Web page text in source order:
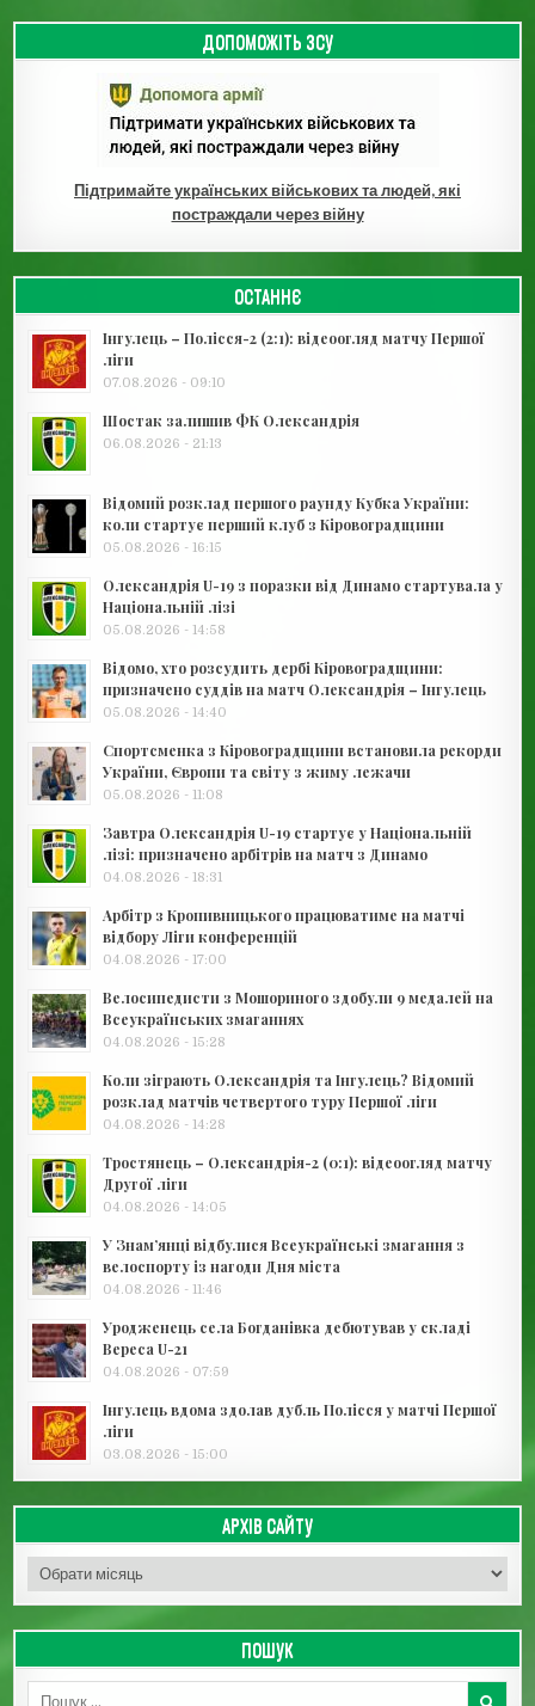
ДОПОМОЖІТЬ ЗСУ
Підтримайте українських військових та людей, які
постраждали через війну
ОСТАННЄ
Інгулець – Полісся-2 (2:1): відеоогляд матчу Першої
ліги
07.08.2026 - 09:10
Шостак залишив ФК Олександрія
06.08.2026 - 21:13
Відомий розклад першого раунду Кубка України:
коли стартує перший клуб з Кіровоградщини
05.08.2026 - 16:15
Олександрія U-19 з поразки від Динамо стартувала у
Національній лізі
05.08.2026 - 14:58
Відомо, хто розсудить дербі Кіровоградщини:
призначено суддів на матч Олександрія – Інгулець
05.08.2026 - 14:40
Спортсменка з Кіровоградщини встановила рекорди
України, Європи та світу з жиму лежачи
05.08.2026 - 11:08
Завтра Олександрія U-19 стартує у Національній
лізі: призначено арбітрів на матч з Динамо
04.08.2026 - 18:31
Арбітр з Кропивницького працюватиме на матчі
відбору Ліги конференцій
04.08.2026 - 17:00
Велосипедисти з Мошориного здобули 9 медалей на
Всеукраїнських змаганнях
04.08.2026 - 15:28
Коли зіграють Олександрія та Інгулець? Відомий
розклад матчів четвертого туру Першої ліги
04.08.2026 - 14:28
Тростянець – Олександрія-2 (0:1): відеоогляд матчу
Другої ліги
04.08.2026 - 14:05
У Знам’янці відбулися Всеукраїнські змагання з
велоспорту із нагоди Дня міста
04.08.2026 - 11:46
Уродженець села Богданівка дебютував у складі
Вереса U-21
04.08.2026 - 07:59
Інгулець вдома здолав дубль Полісся у матчі Першої
ліги
03.08.2026 - 15:00
АРХІВ САЙТУ
Архів сайту
ПОШУК
Пошук для: